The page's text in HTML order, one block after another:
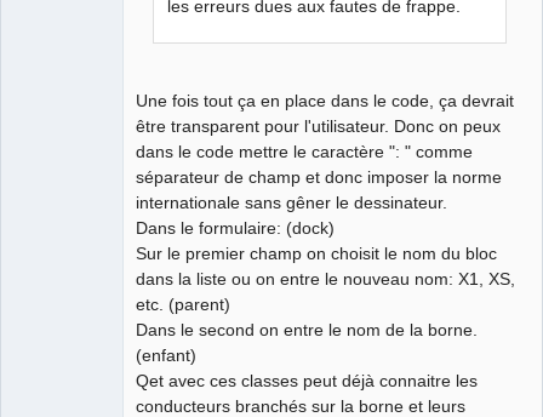
les erreurs dues aux fautes de frappe.
Une fois tout ça en place dans le code, ça devrait
être transparent pour l'utilisateur. Donc on peux
dans le code mettre le caractère ": " comme
séparateur de champ et donc imposer la norme
internationale sans gêner le dessinateur.
Dans le formulaire: (dock)
Sur le premier champ on choisit le nom du bloc
dans la liste ou on entre le nouveau nom: X1, XS,
etc. (parent)
Dans le second on entre le nom de la borne.
(enfant)
Qet avec ces classes peut déjà connaitre les
conducteurs branchés sur la borne et leurs